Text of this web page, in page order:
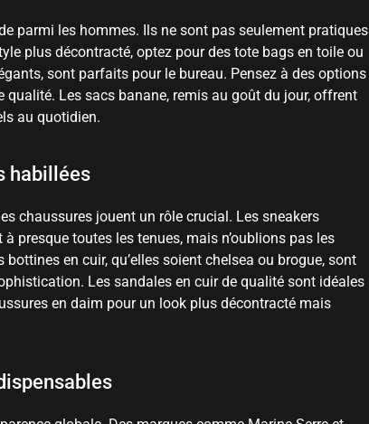
parmi les hommes. Ils ne sont pas seulement pratiques
plus décontracté, optez pour des tote bags en toile ou
sont parfaits pour le bureau. Pensez à des options
Les sacs banane, remis au goût du jour, offrent
au quotidien.
habillées
chaussures jouent un rôle crucial. Les sneakers
presque toutes les tenues, mais n’oublions pas les
en cuir, qu’elles soient chelsea ou brogue, sont
Les sandales en cuir de qualité sont idéales
en daim pour un look plus décontracté mais